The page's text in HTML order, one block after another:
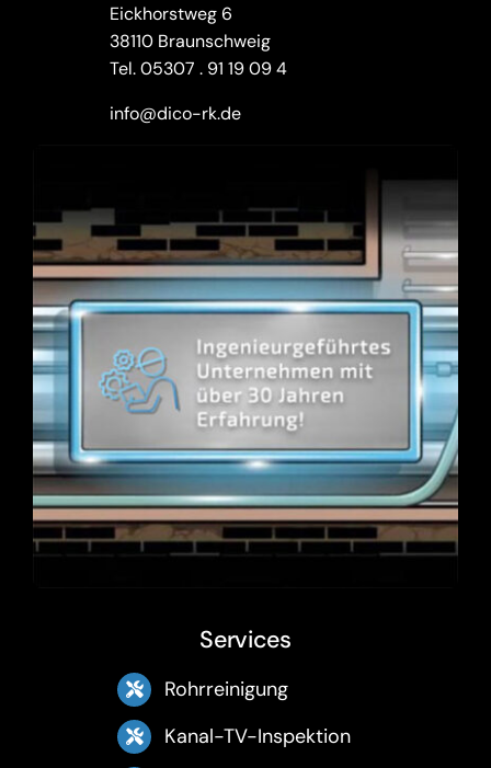
Eickhorstweg 6
38110 Braunschweig
Tel.05307 . 91 19 09 4
info@dico-rk.de
Services
Rohrreinigung
Kanal-TV-Inspektion